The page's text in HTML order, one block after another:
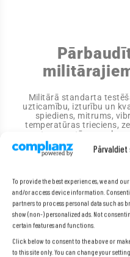
Pārvaldiet
To provide the best experiences, we and
and/or access device information.
partners to process personal data such as
show (non-) personalized ads. Not
certain features and functions.
Click below to consent to the above or
to this site only. You can change your
Militārā standarta
uzticamību, izturību un
spiediens, mitrums,
temperatūras trieciens,
zema temperatūra, saules